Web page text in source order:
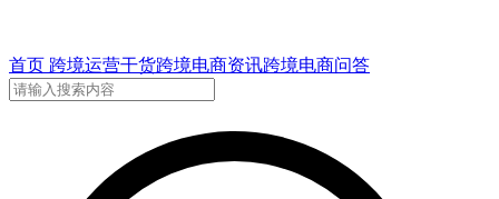
首页 跨境运营干货跨境电商资讯跨境电商问答